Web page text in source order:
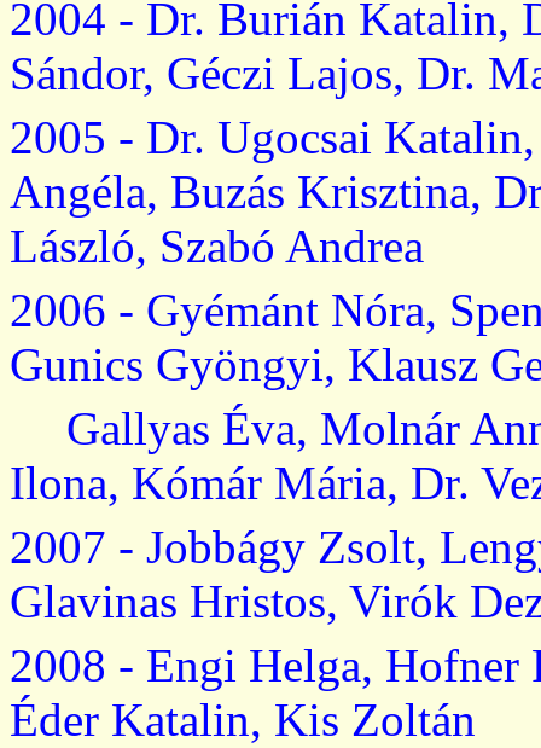
2004 - Dr. Burián Katalin,
Sándor, Géczi Lajos, Dr.
2005 - Dr. Ugocsai Katalin
Angéla, Buzás Krisztina,
László, Szabó Andrea
2006 - Gyémánt Nóra,
Gunics Gyöngyi, Klausz
Gallyas Éva, Molnár
Ilona, Kómár Mária, Dr.
2007 - Jobbágy Zsolt,
Glavinas Hristos, Virók
2008 - Engi Helga, Hofner
Éder Katalin, Kis Zoltán